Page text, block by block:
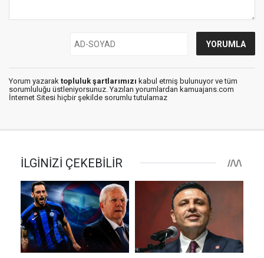
Yorum yazarak topluluk şartlarımızı kabul etmiş bulunuyor ve tüm
sorumluluğu üstleniyorsunuz. Yazılan yorumlardan kamuajans.com
İnternet Sitesi hiçbir şekilde sorumlu tutulamaz